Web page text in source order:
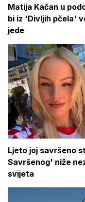
Matija Kačan u
bi iz 'Divljih pčela'
jede
Ljeto joj savršeno
Savršenog' niže
svijeta